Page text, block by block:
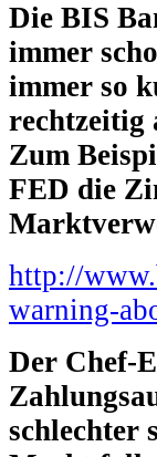
Die BIS
immer
immer so
rechtzeitig
Zum
FED die
http://
warning-
Der Chef-
schlechter